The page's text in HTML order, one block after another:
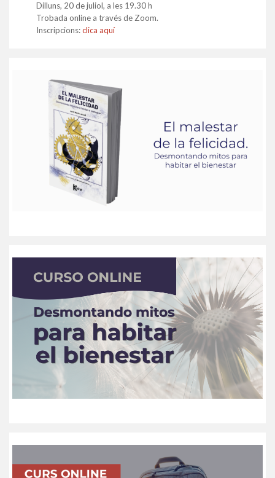
Dilluns, 20 de juliol, a les 19.30 h
Trobada online a través de Zoom.
Inscripcions:clica aquí